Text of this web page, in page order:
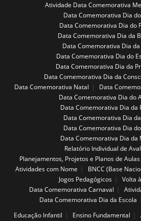
Atividade Data Comemorativa
Data Comemorativa Dia
Data Comemorativa Dia do
Data Comemorativa Dia da
Data Comemorativa Dia
Data Comemorativa Dia do
Data Comemorativa Dia da
Data Comemorativa Dia da
Data Comemorativa Natal
Data
Data Comemorativa Dia do
Data Comemorativa Dia da
Data Comemorativa Dia
Data Comemorativa Dia
Data Comemorativa Dia da
Relatório Individual de
Planejamentos, Projetos e Planos de Aulas
Atividades com Nome
BNCC (Base
Jogos Pedagógicos
Volta
Data Comemorativa Carnaval
Data Comemorativa Dia da Escola
Educação Infantil
Ensino Fundamental